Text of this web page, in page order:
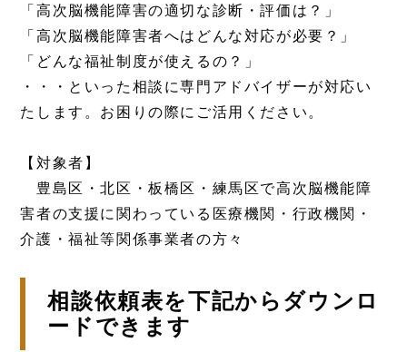
「高次脳機能障害の適切な診断・評価は？」
「高次脳機能障害者へはどんな対応が必要？」
「どんな福祉制度が使えるの？」
・・・といった相談に専門アドバイザーが対応い
たします。お困りの際にご活用ください。
【対象者】
豊島区・北区・板橋区・練馬区で高次脳機能障
害者の支援に関わっている医療機関・行政機関・
介護・福祉等関係事業者の方々
相談依頼表を下記からダウンロ
ードできます